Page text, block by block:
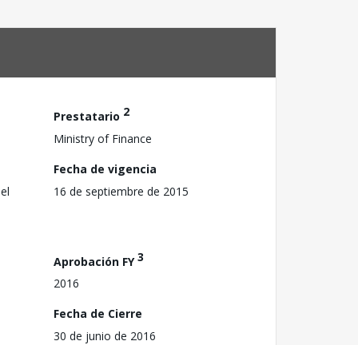
Prestatario 2
Ministry of Finance
Fecha de vigencia
16 de septiembre de 2015
Aprobación FY3
2016
Fecha de Cierre
30 de junio de 2016